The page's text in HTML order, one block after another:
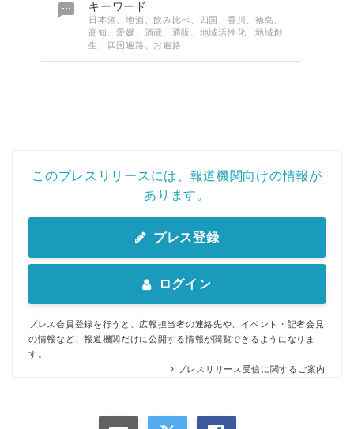
 キーワード
日本酒、地酒、飲み比べ、四国、香川、徳島、
高知、愛媛、酒蔵、通販、地域活性化、地域創
生、四国遍路、お遍路
このプレスリリースには、報道機関向けの情報が
あります。
プレス登録
ログイン
プレス会員登録を行うと、広報担当者の連絡先や、イベント・記者会見
の情報など、報道機関だけに公開する情報が閲覧できるようになりま
す。
プレスリリース受信に関するご案内